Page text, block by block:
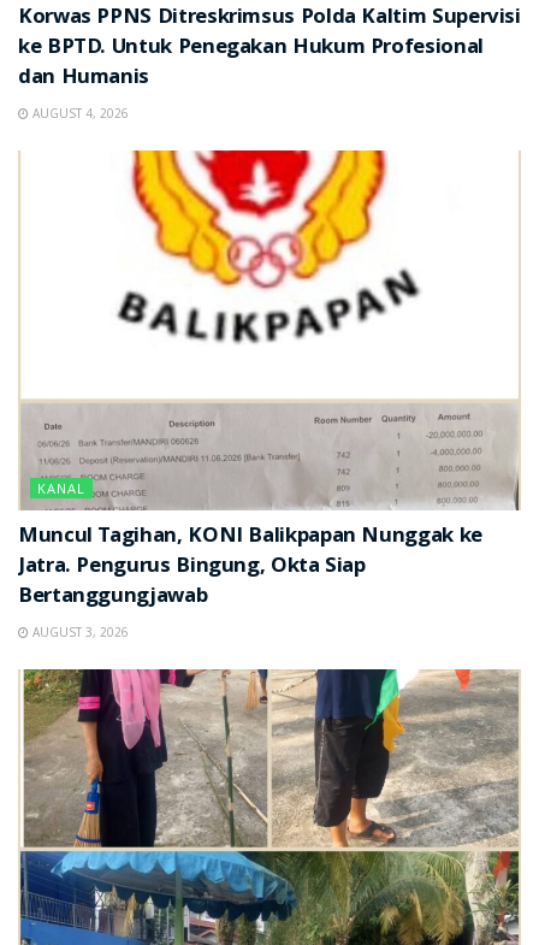
Korwas PPNS Ditreskrimsus Polda Kaltim Supervisi
ke BPTD. Untuk Penegakan Hukum Profesional
dan Humanis
AUGUST 4, 2026
KANAL
Muncul Tagihan, KONI Balikpapan Nunggak ke
Jatra. Pengurus Bingung, Okta Siap
Bertanggungjawab
AUGUST 3, 2026